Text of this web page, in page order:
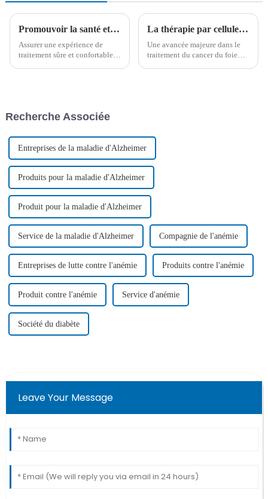
Promouvoir la santé et le rétablissement : soins quotidiens pour les patients atteints de leucémie
Assurer une expérience de
traitement sûre et confortable
personnelle, la nutrition et des
La thérapie par cellules NK combinée au vaccin DC montre une amélioration spectaculaire du cancer du foie à un stade avancé
Une avancée majeure dans le
traitement du cancer du foie
remarquable…
Recherche Associée
Entreprises de la maladie d'Alzheimer
Produits pour la maladie d'Alzheimer
Produit pour la maladie d'Alzheimer
Service de la maladie d'Alzheimer Compagnie de l'anémie
Entreprises de lutte contre l'anémie Produits contre l'anémie
Produit contre l'anémie Service d'anémie
Société du diabète
Leave Your Message